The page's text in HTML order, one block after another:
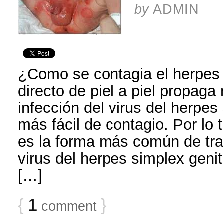
by ADMIN
¿Como se contagia el
directo de piel a piel propaga
infección del virus del
más fácil de contagio. Por lo
es la forma más común de
virus del herpes simplex
[…]
{ 1 comment }